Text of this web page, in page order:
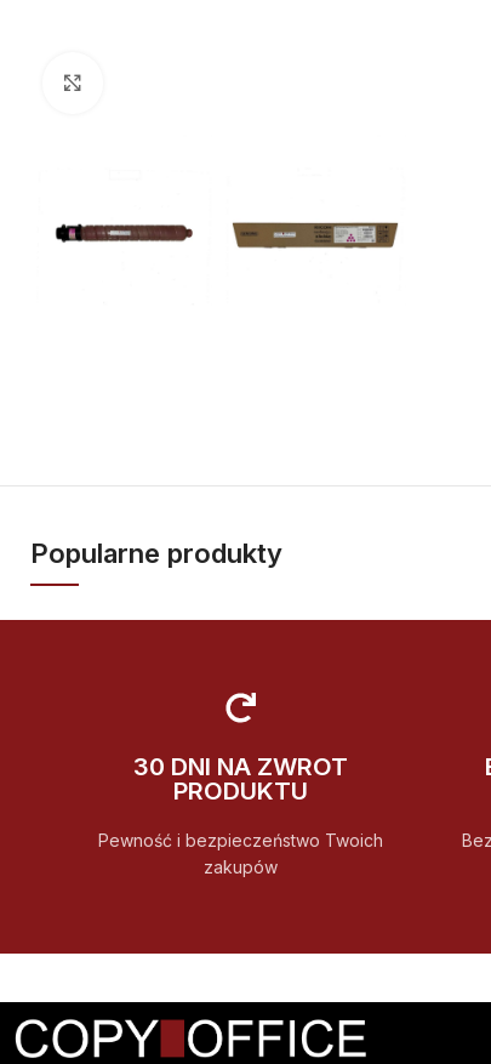
Popularne produkty
30 DNI NA ZWROT
PRODUKTU
Pewność i bezpieczeństwo Twoich
zakupów